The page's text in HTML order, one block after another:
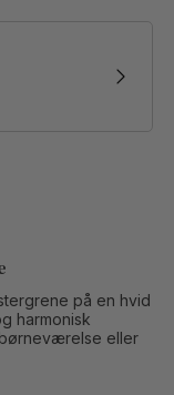
på en hvid
harmonisk
eller